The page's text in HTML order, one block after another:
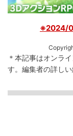
※2024/
＊本記事はオンラ
す。 編集者の詳し